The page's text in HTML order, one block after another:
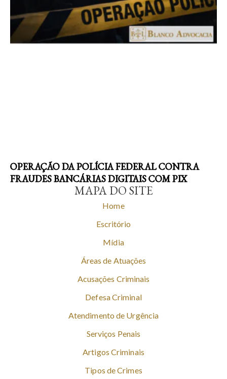
OPERAÇÃO DA POLÍCIA FEDERAL CONTRA
FRAUDES BANCÁRIAS DIGITAIS COM PIX
MAPA DO SITE
Home
Escritório
Mídia
Áreas de Atuações
Acusações Criminais
Defesa Criminal
Atendimento de Urgência
Serviços Penais
Artigos Criminais
Tipos de Crimes